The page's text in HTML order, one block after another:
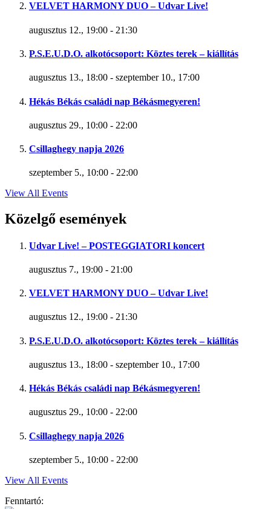
VELVET HARMONY DUO – Udvar Live!
augusztus 12., 19:00 - 21:30
P.S.E.U.D.O. alkotócsoport: Köztes terek – kiállítás
augusztus 13., 18:00 - szeptember 10., 17:00
Hékás Békás családi nap Békásmegyeren!
augusztus 29., 10:00 - 22:00
Csillaghegy napja 2026
szeptember 5., 10:00 - 22:00
View All Events
Közelgő események
Udvar Live! – POSTEGGIATORI koncert
augusztus 7., 19:00 - 21:00
VELVET HARMONY DUO – Udvar Live!
augusztus 12., 19:00 - 21:30
P.S.E.U.D.O. alkotócsoport: Köztes terek – kiállítás
augusztus 13., 18:00 - szeptember 10., 17:00
Hékás Békás családi nap Békásmegyeren!
augusztus 29., 10:00 - 22:00
Csillaghegy napja 2026
szeptember 5., 10:00 - 22:00
View All Events
Fenntartó: